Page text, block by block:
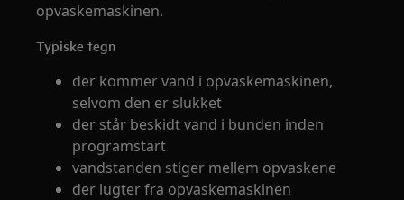
opvaskemaskinen.
Typiske tegn
der kommer vand i opvaskemaskinen,
selvom den er slukket
der står beskidt vand i bunden inden
programstart
vandstanden stiger mellem opvaskene
der lugter fra opvaskemaskinen